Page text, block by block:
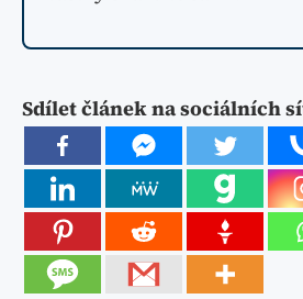
Sdílet článek na sociálních